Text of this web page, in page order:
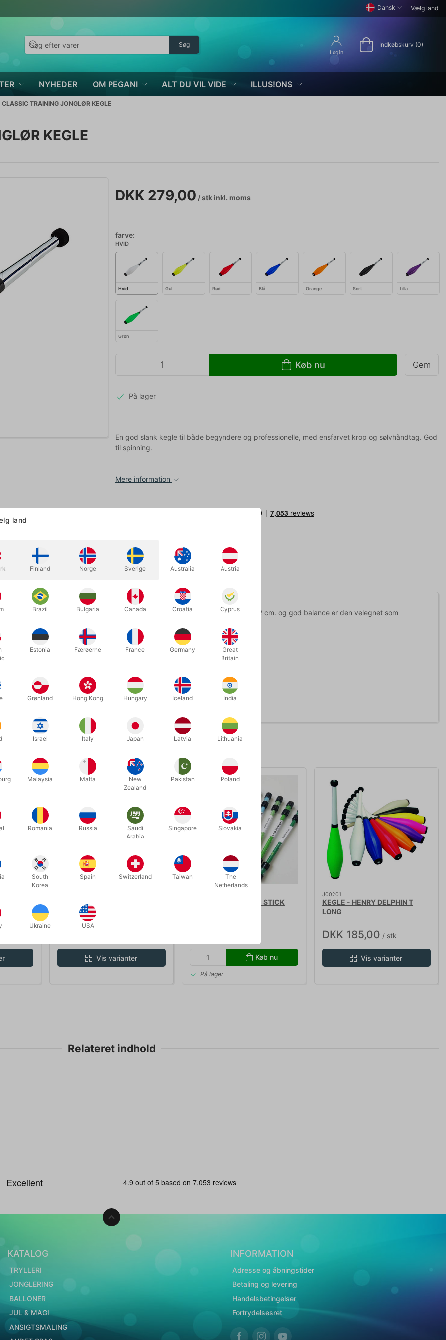
Dansk Vælg land
Søg
Login
Indkøbskurv (0)
NYHEDER OM PEGANI ALT DU VIL VIDE ILLUS!ONS
CLASSIC TRAINING JONGLØR KEGLE
KEGLE
DKK 279,00 / stkinkl. moms
farve:
HVID
Hvid Gul Rød Blå Orange Sort Lilla
Grøn
Køb nu Gem
På lager
En god slank kegle til både begyndere og professionelle, med ensfarvet krop og sølvhåndtag. God
til spinning.
Mere information
kegler er gode til både begyndere og professionelle. Med en længde på 52 cm. og god balance er den velegnet som
cm.
rød, gul, grøn, lilla, blå, sort, orange.
sorte knopper og toppe.
stk.
Relaterede produkter
FREE
Vis varianter
BRAVO PENSPINNING STICK
Køb nu
På lager
J00201
KEGLE - HENRY DELPHIN T
LONG
DKK 185,00 / stk
Vis varianter
Relateret indhold
KATALOG
TRYLLERI
JONGLERING
BALLONER
JUL & MAGI
ANSIGTSMALING
INFORMATION
Adresse og åbningstider
Betaling og levering
Handelsbetingelser
Fortrydelsesret
land
Finland Norge Sverige Australia Austria
Brazil Bulgaria Canada Croatia Cyprus
Estonia Færøerne France Germany
Great
Britain
Grønland Hong Kong Hungary Iceland India
Israel Italy Japan Latvia Lithuania
Malaysia Malta
New
Zealand
Pakistan Poland
Romania Russia
Saudi
Arabia
Singapore Slovakia
South
Korea
Spain Switzerland Taiwan
The
Netherlands
Ukraine USA